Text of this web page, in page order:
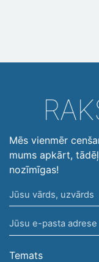
Mēs vienmēr
mums apkārt,
nozīmīgas!
Jūsu
vārds,
uzvārds
Jūsu
e-
pasta
Temats